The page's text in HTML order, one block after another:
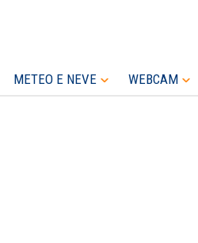
METEO E NEVE WEBCAM